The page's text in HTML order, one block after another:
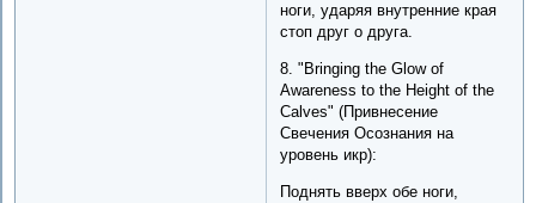
ноги, ударяя внутренние края
стоп друг о друга.
8. "Bringing the Glow of
Awareness to the Height of the
Calves" (Привнесение
Свечения Осознания на
уровень икр):
Поднять вверх обе ноги,